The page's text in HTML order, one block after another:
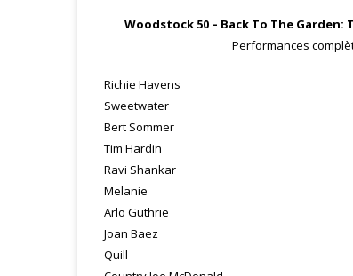
Woodstock 50 – Back To The
Performances
Richie Havens
Sweetwater
Bert Sommer
Tim Hardin
Ravi Shankar
Melanie
Arlo Guthrie
Joan Baez
Quill